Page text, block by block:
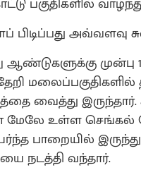
பிடிப்பது அவ்வளவு
ஆண்டுகளுக்கு முன்பு
மலைப்பகுதிகளில்
வைத்து இருந்தார்.
உள்ள செங்கல்
பாறையில்
நடத்தி வந்தார்.